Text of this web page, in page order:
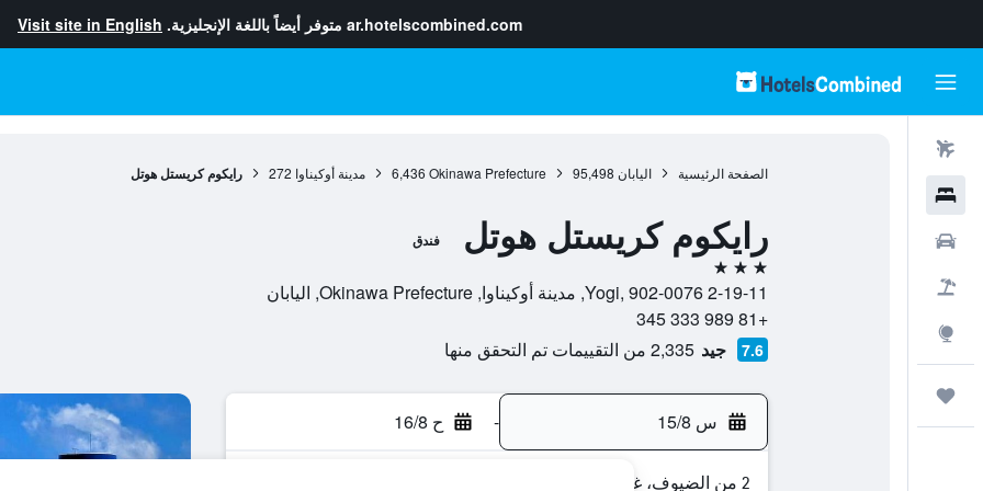
ar.hotelscombined.com متوفر أيضاً باللغة الإنجليزية. Visit site in English
الصفحة الرئيسية اليابان 95,498
Okinawa Prefecture
6,436 مدينة أوكيناوا 272 رايكوم كريستل هوتل
رايكوم كريستل هوتل فندق
3 نجوم
2-19-11 Yogi, 902-0076, مدينة أوكيناوا, Okinawa Prefecture, اليابان
+81 989 333 345
7.6 جيد 2,335 من التقييمات تم التحقق منها
س 15/8 - ح 16/8
2 من الضيوف، غرفة واحدة